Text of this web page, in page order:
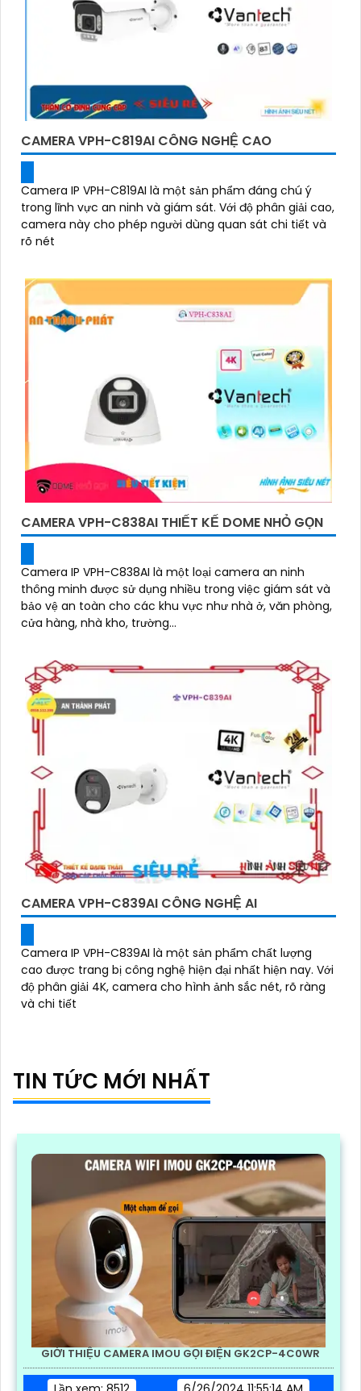
CAMERA VPH-C819AI CÔNG NGHỆ CAO
Camera IP VPH-C819AI là một sản phẩm đáng chú ý
trong lĩnh vực an ninh và giám sát. Với độ phân giải cao,
camera này cho phép người dùng quan sát chi tiết và
rõ nét
CAMERA VPH-C838AI THIẾT KẾ DOME NHỎ GỌN
Camera IP VPH-C838AI là một loại camera an ninh
thông minh được sử dụng nhiều trong việc giám sát và
bảo vệ an toàn cho các khu vực như nhà ở, văn phòng,
cửa hàng, nhà kho, trường...
CAMERA VPH-C839AI CÔNG NGHỆ AI
Camera IP VPH-C839AI là một sản phẩm chất lượng
cao được trang bị công nghệ hiện đại nhất hiện nay. Với
độ phân giải 4K, camera cho hình ảnh sắc nét, rõ ràng
và chi tiết
TIN TỨC MỚI NHẤT
GIỚI THIỆU CAMERA IMOU GỌI ĐIỆN GK2CP-4C0WR